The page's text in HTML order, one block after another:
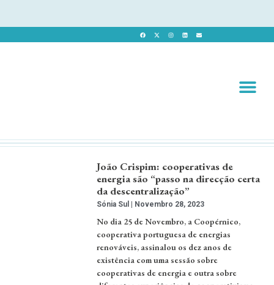
João Crispim: cooperativas de
energia são “passo na direcção certa
da descentralização”
Sónia Sul Novembro 28, 2023
No dia 25 de Novembro, a Coopérnico,
cooperativa portuguesa de energias
renováveis, assinalou os dez anos de
existência com uma sessão sobre
cooperativas de energia e outra sobre